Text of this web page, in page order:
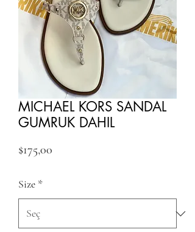
MICHAEL KORS SANDAL
GUMRUK DAHIL
$175,00
Size *